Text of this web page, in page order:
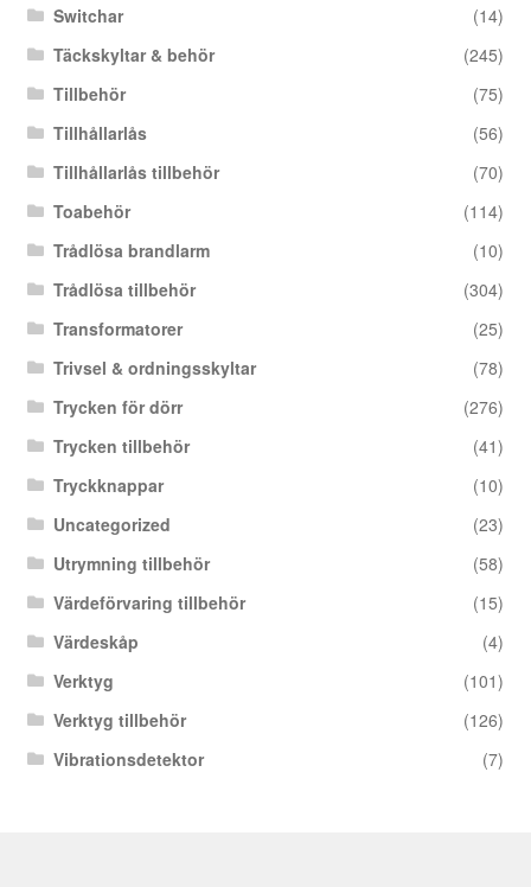
Switchar
(14)
Täckskyltar & behör
(245)
Tillbehör
(75)
Tillhållarlås
(56)
Tillhållarlås tillbehör
(70)
Toabehör
(114)
Trådlösa brandlarm
(10)
Trådlösa tillbehör
(304)
Transformatorer
(25)
Trivsel & ordningsskyltar
(78)
Trycken för dörr
(276)
Trycken tillbehör
(41)
Tryckknappar
(10)
Uncategorized
(23)
Utrymning tillbehör
(58)
Värdeförvaring tillbehör
(15)
Värdeskåp
(4)
Verktyg
(101)
Verktyg tillbehör
(126)
Vibrationsdetektor
(7)